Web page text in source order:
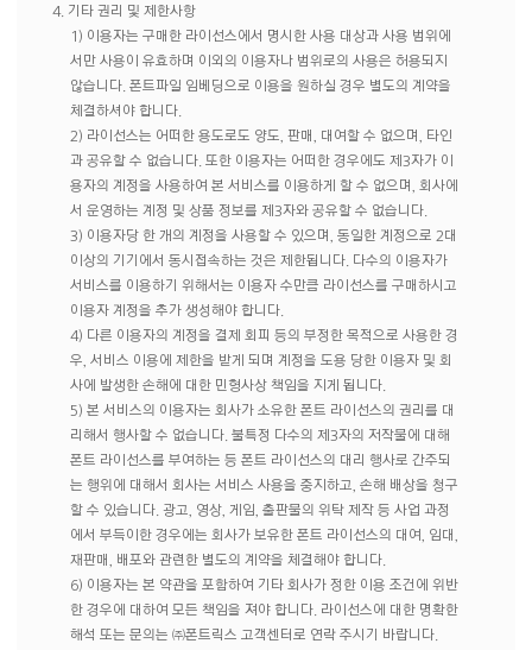
4. 기타 권리 및 제한사항
1) 이용자는 구매한 라이선스에서 명시한 사용 대상과 사용 범위에
서만 사용이 유효하며 이외의 이용자나 범위로의 사용은 허용되지
않습니다. 폰트파일 임베딩으로 이용을 원하실 경우 별도의 계약을
체결하셔야 합니다.
2) 라이선스는 어떠한 용도로도 양도, 판매, 대여할 수 없으며, 타인
과 공유할 수 없습니다. 또한 이용자는 어떠한 경우에도 제3자가 이
용자의 계정을 사용하여 본 서비스를 이용하게 할 수 없으며, 회사에
서 운영하는 계정 및 상품 정보를 제3자와 공유할 수 없습니다.
3) 이용자당 한 개의 계정을 사용할 수 있으며, 동일한 계정으로 2대
이상의 기기에서 동시접속하는 것은 제한됩니다. 다수의 이용자가
서비스를 이용하기 위해서는 이용자 수만큼 라이선스를 구매하시고
이용자 계정을 추가 생성해야 합니다.
4) 다른 이용자의 계정을 결제 회피 등의 부정한 목적으로 사용한 경
우, 서비스 이용에 제한을 받게 되며 계정을 도용 당한 이용자 및 회
사에 발생한 손해에 대한 민형사상 책임을 지게 됩니다.
5) 본 서비스의 이용자는 회사가 소유한 폰트 라이선스의 권리를 대
리해서 행사할 수 없습니다. 불특정 다수의 제3자의 저작물에 대해
폰트 라이선스를 부여하는 등 폰트 라이선스의 대리 행사로 간주되
는 행위에 대해서 회사는 서비스 사용을 중지하고, 손해 배상을 청구
할 수 있습니다. 광고, 영상, 게임, 출판물의 위탁 제작 등 사업 과정
에서 부득이한 경우에는 회사가 보유한 폰트 라이선스의 대여, 임대,
재판매, 배포와 관련한 별도의 계약을 체결해야 합니다.
6) 이용자는 본 약관을 포함하여 기타 회사가 정한 이용 조건에 위반
한 경우에 대하여 모든 책임을 져야 합니다. 라이선스에 대한 명확한
해석 또는 문의는 ㈜폰트릭스 고객센터로 연락 주시기 바랍니다.